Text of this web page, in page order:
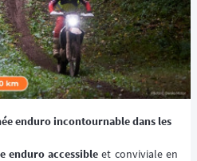
enduro incontournable dans les
enduro accessible